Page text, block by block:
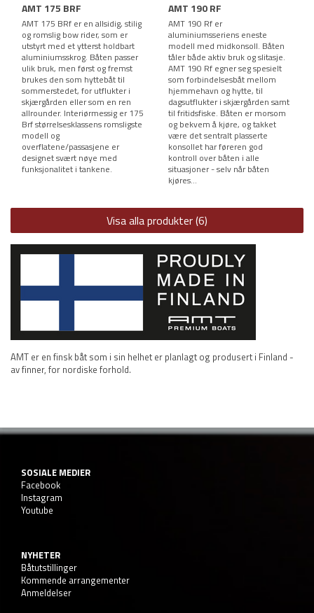
AMT 175 BRF
AMT 175 BRf er en allsidig, stilig
og romslig bow rider, som er
utstyrt med et ytterst holdbart
aluminiumsskrog. Båten passer
ulik bruk, men først og fremst
brukes den som hyttebåt til
sommerstedet, for utflukter i
skjærgården eller som en ren
allrounder. Interiørmessig er 175
Brf størrelsesklassens romsligste
modell og
overflatene/passasjene er
designet svært nøye med
funksjonalitet i tankene.
AMT 190 RF
AMT 190 Rf er
aluminiumsseriens eneste
modell med midkonsoll. Båten
tåler både aktiv bruk og slitasje.
AMT 190 Rf egner seg spesielt
som forbindelsesbåt mellom
hjemmehavn og hytte, til
dagsutflukter i skjærgården samt
til fritidsfiske. Båten er morsom
og bekvem å kjøre, og takket
være det sentralt plasserte
konsollet har føreren god
kontroll over båten i alle
situasjoner - selv når båten
kjøres...
Visa alla produkter (6)
AMT er en finsk båt som i sin helhet er planlagt og produsert i Finland -
av finner, for nordiske forhold.
SOSIALE MEDIER
Facebook
Instagram
Youtube
NYHETER
Båtutstillinger
Kommende arrangementer
Anmeldelser